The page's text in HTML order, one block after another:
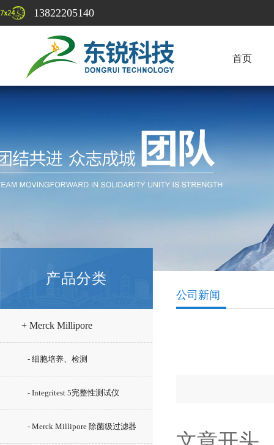
13822205140
首页
产品分类
+ Merck Millipore
- 细胞培养、检测
- Integritest 5完整性测试仪
- Merck Millipore 除菌级过滤器
公司新闻